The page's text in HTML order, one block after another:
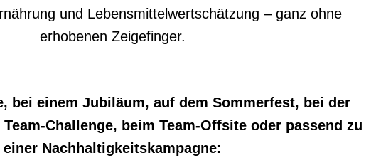
und Lebensmittelwertschätzung – ganz ohne
erhobenen Zeigefinger.
bei einem Jubiläum, auf dem Sommerfest, bei der
Challenge, beim Team-Offsite oder passend zu
einer Nachhaltigkeitskampagne: